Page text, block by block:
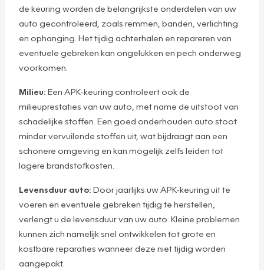
de keuring worden de belangrijkste onderdelen van uw
auto gecontroleerd, zoals remmen, banden, verlichting
en ophanging. Het tijdig achterhalen en repareren van
eventuele gebreken kan ongelukken en pech onderweg
voorkomen.
Milieu: Een APK-keuring controleert ook de
milieuprestaties van uw auto, met name de uitstoot van
schadelijke stoffen. Een goed onderhouden auto stoot
minder vervuilende stoffen uit, wat bijdraagt aan een
schonere omgeving en kan mogelijk zelfs leiden tot
lagere brandstofkosten.
Levensduur auto: Door jaarlijks uw APK-keuring uit te
voeren en eventuele gebreken tijdig te herstellen,
verlengt u de levensduur van uw auto. Kleine problemen
kunnen zich namelijk snel ontwikkelen tot grote en
kostbare reparaties wanneer deze niet tijdig worden
aangepakt.